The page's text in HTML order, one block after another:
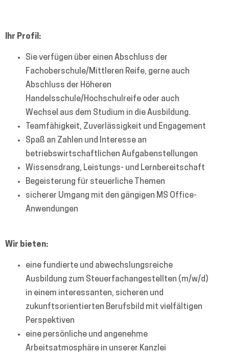
Ihr Profil:
Sie verfügen über einen Abschluss der
Fachoberschule/Mittleren Reife, gerne auch
Abschluss der Höheren
Handelsschule/Hochschulreife oder auch
Wechsel aus dem Studium in die Ausbildung.
Teamfähigkeit, Zuverlässigkeit und Engagement
Spaß an Zahlen und Interesse an
betriebswirtschaftlichen Aufgabenstellungen
Wissensdrang, Leistungs- und Lernbereitschaft
Begeisterung für steuerliche Themen
sicherer Umgang mit den gängigen MS Office-
Anwendungen
Wir bieten:
eine fundierte und abwechslungsreiche
Ausbildung zum Steuerfachangestellten (m/w/d)
in einem interessanten, sicheren und
zukunftsorientierten Berufsbild mit vielfältigen
Perspektiven
eine persönliche und angenehme
Arbeitsatmosphäre in unserer Kanzlei